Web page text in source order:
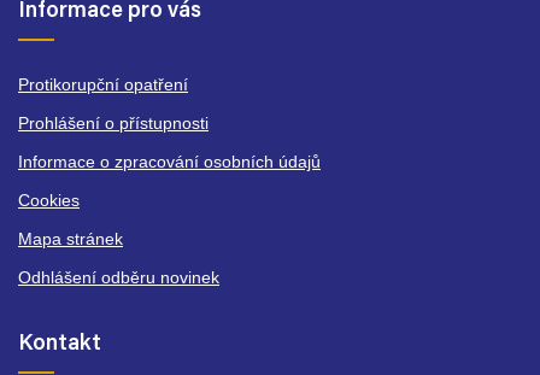
Informace pro vás
Protikorupční opatření
Prohlášení o přístupnosti
Informace o zpracování osobních údajů
Cookies
Mapa stránek
Odhlášení odběru novinek
Kontakt